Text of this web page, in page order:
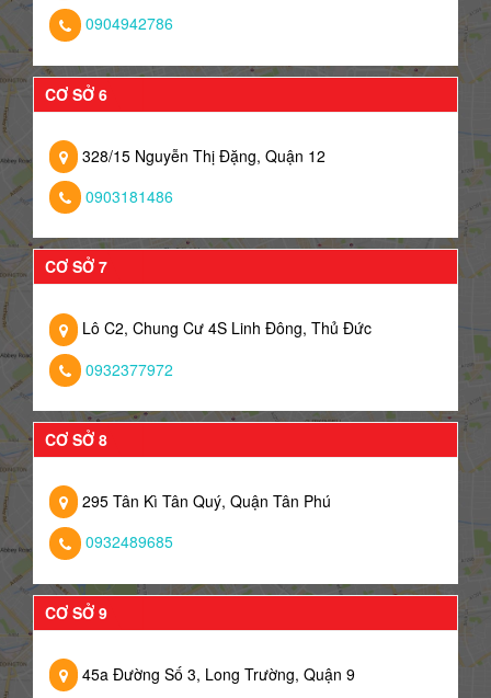
0904942786
CƠ SỞ 6
328/15 Nguyễn Thị Đặng, Quận 12
0903181486
CƠ SỞ 7
Lô C2, Chung Cư 4S Linh Đông, Thủ Đức
0932377972
CƠ SỞ 8
295 Tân Kì Tân Quý, Quận Tân Phú
0932489685
CƠ SỞ 9
45a Đường Số 3, Long Trường, Quận 9